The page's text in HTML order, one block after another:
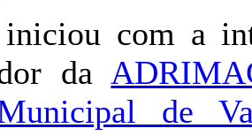
iniciou com a
da
de